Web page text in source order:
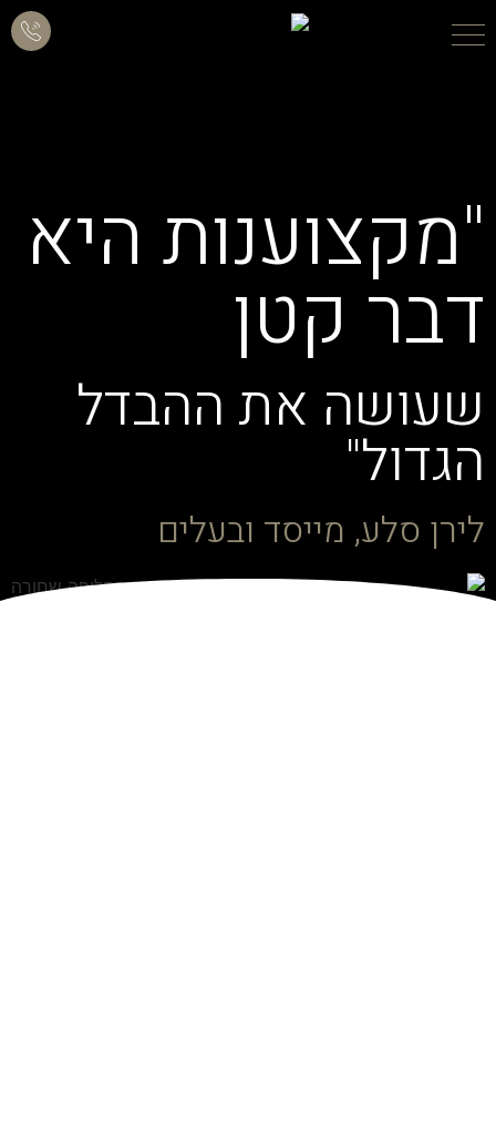
"מקצוענות היא
דבר קטן
שעושה את ההבדל
הגדול"
לירן סלע, מייסד ובעלים